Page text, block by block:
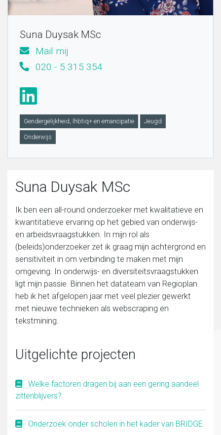
Onderwijs
Sociaal domein
Veiligheid en recht
Suna Duysak MSc
Mail mij
020 - 5 315 354
Gendergelijkheid, lhbtiq+ en emancipatie Jeugd
Onderwijs
Suna Duysak MSc
Ik ben een all-round onderzoeker met kwalitatieve en
kwantitatieve ervaring op het gebied van onderwijs-
en arbeidsvraagstukken. In mijn rol als
(beleids)onderzoeker zet ik graag mijn achtergrond en
sensitiviteit in om verbinding te maken met mijn
omgeving. In onderwijs- en diversiteitsvraagstukken
ligt mijn passie. Binnen het datateam van Regioplan
heb ik het afgelopen jaar met veel plezier gewerkt
met nieuwe technieken als webscraping en
tekstmining.
Uitgelichte projecten
Welke factoren dragen bij aan een gering aandeel
zittenblijvers?
Onderzoek onder scholen in het kader van BRIDGE